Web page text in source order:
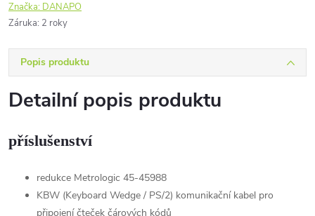
Značka: DANAPO
Záruka: 2 roky
Popis produktu
Detailní popis produktu
příslušenství
redukce Metrologic 45-45988
KBW (Keyboard Wedge / PS/2) komunikační kabel pro
připojení čteček čárových kódů